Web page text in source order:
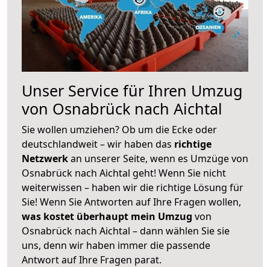
Unser Service für Ihren Umzug
von Osnabrück nach Aichtal
Sie wollen umziehen? Ob um die Ecke oder
deutschlandweit – wir haben das richtige
Netzwerkan unserer Seite, wenn es Umzüge von
Osnabrück nach Aichtal geht! Wenn Sie nicht
weiterwissen – haben wir die richtige Lösung für
Sie! Wenn Sie Antworten auf Ihre Fragen wollen,
was kostet überhaupt mein Umzug von
Osnabrück nach Aichtal – dann wählen Sie sie
uns, denn wir haben immer die passende
Antwort auf Ihre Fragen parat.